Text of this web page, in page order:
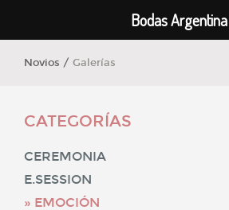
Novios / Galerías
CATEGORÍAS
CEREMONIA
E.SESSION
EMOCIÓN
Bodas Argentina